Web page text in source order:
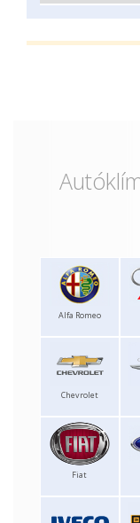
Alfa Romeo
Chevrolet
Fiat